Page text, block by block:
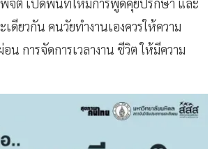
ต เปิดพื้นที่ให้มีการพูดคุยปรึกษา และ
ดียวกัน คนวัยทำงานเองควรให้ความ
การจัดการเวลางาน ชีวิต ให้มีความ